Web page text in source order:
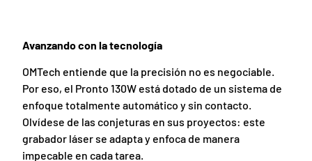
Avanzando con la tecnología
OMTech entiende que la precisión no es negociable.
Por eso, el Pronto 130W está dotado de un sistema de
enfoque totalmente automático y sin contacto.
Olvídese de las conjeturas en sus proyectos: este
grabador láser se adapta y enfoca de manera
impecable en cada tarea.